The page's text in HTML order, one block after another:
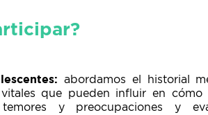
abordamos el historial
que pueden influir en cómo
y preocupaciones y